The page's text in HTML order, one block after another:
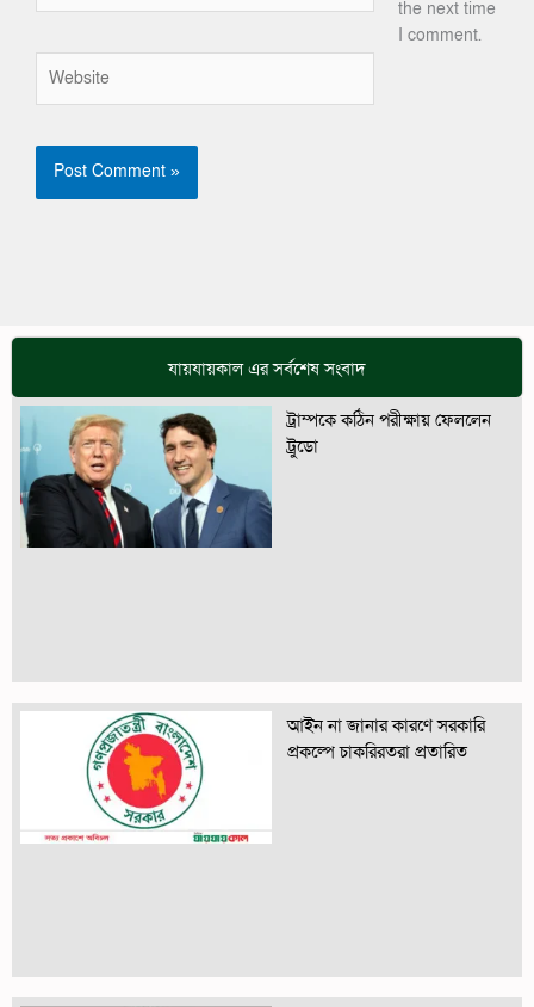
the next time
I comment.
যায়যায়কাল এর সর্বশেষ সংবাদ
ট্রাম্পকে কঠিন পরীক্ষায় ফেললেন
ট্রুডো
আইন না জানার কারণে সরকারি
প্রকল্পে চাকরিরতরা প্রতারিত